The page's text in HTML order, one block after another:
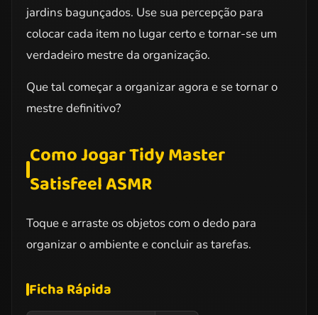
jardins bagunçados. Use sua percepção para
colocar cada item no lugar certo e tornar-se um
verdadeiro mestre da organização.
Que tal começar a organizar agora e se tornar o
mestre definitivo?
Como Jogar Tidy Master
Satisfeel ASMR
Toque e arraste os objetos com o dedo para
organizar o ambiente e concluir as tarefas.
Ficha Rápida